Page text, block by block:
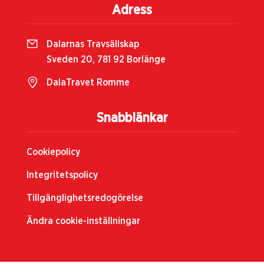
Snabblänkar
Cookiepolicy
Integritetspolicy
Tillgänglighetsredogörelse
Ändra cookie-inställningar
Adress
Dalarnas Travsällskap
Sveden 20, 781 92 Borlänge
DalaTravet Romme